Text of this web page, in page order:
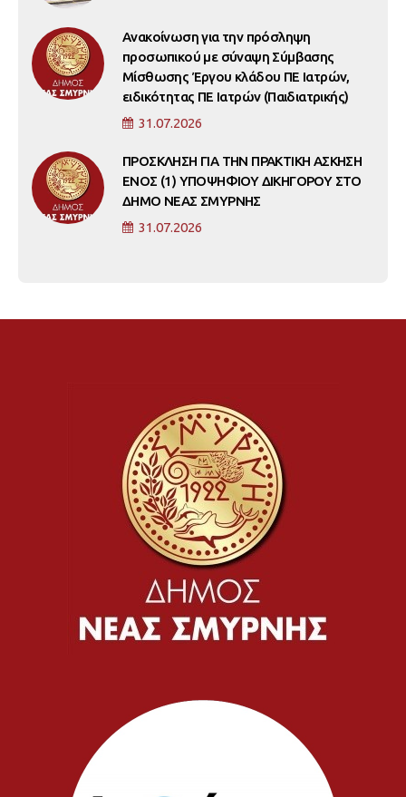
Ανακοίνωση για την πρόσληψη
προσωπικού με σύναψη Σύμβασης
Μίσθωσης Έργου κλάδου ΠΕ Ιατρών,
ειδικότητας ΠΕ Ιατρών (Παιδιατρικής)
31.07.2026
ΠΡΟΣΚΛΗΣΗ ΓΙΑ ΤΗΝ ΠΡΑΚΤΙΚΗ ΑΣΚΗΣΗ
ΕΝΟΣ (1) ΥΠΟΨΗΦΙΟΥ ΔΙΚΗΓΟΡΟΥ ΣΤΟ
ΔΗΜΟ ΝΕΑΣ ΣΜΥΡΝΗΣ
31.07.2026